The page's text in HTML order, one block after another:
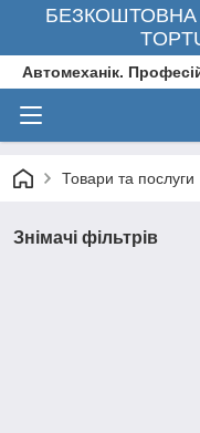
БЕЗКОШТОВНА
Автомеханік.
Товари та послуги
Знімачі фільтрів